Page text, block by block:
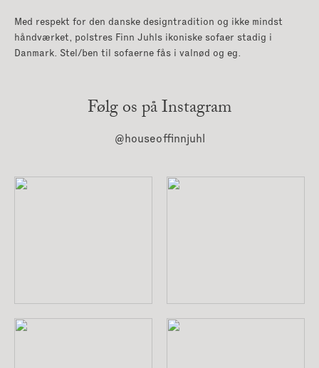
Med respekt for den danske designtradition og ikke mindst
håndværket, polstres Finn Juhls ikoniske sofaer stadig i
Danmark. Stel/ben til sofaerne fås i valnød og eg.
Følg os på Instagram
@houseoffinnjuhl